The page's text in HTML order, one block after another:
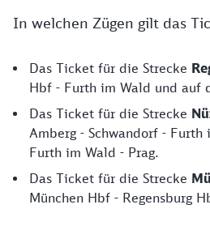
In welchen Zügen gilt das
Das Ticket für die Strecke
Hbf - Furth im Wald und auf
Das Ticket für die Strecke
Amberg - Schwandorf -
Furth im Wald - Prag.
Das Ticket für die Strecke
München Hbf - Regensburg